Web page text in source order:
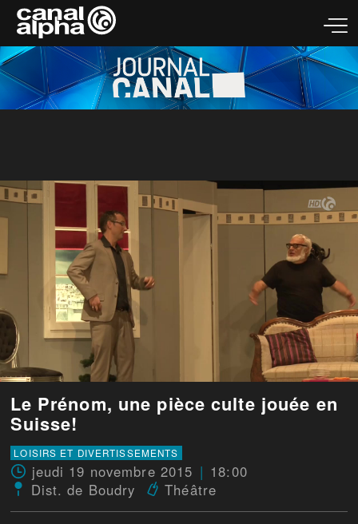
Le Prénom, une pièce culte jouée en
Suisse!
LOISIRS ET DIVERTISSEMENTS
jeudi 19 novembre 2015
18:00
Dist. de Boudry
Théâtre